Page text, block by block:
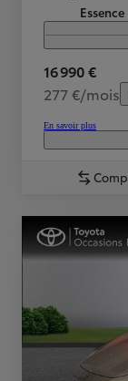
Essence
16 990 €
277 €/mois
En savoir plus